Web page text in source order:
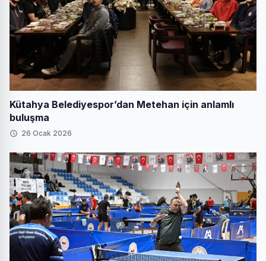
Kütahya Belediyespor’dan Metehan için anlamlı
buluşma
26 Ocak 2026